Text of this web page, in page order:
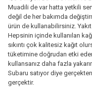
Muadili de var hatta yetkili
değil de her bakımda
ürün de kullanabilirsiniz.
Hepsinin içinde kullanılan
sıkıntı çok kalitesiz kağıt
tüketimine doğrudan etki
kullansanız daha fazla
Subaru satıyor diye
gerçektir.